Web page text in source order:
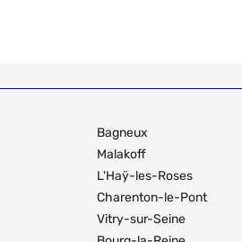
BILLANCOURT
actuellement
Bagneux
Malakoff
L'Haÿ-les-Roses
Charenton-le-Pont
Vitry-sur-Seine